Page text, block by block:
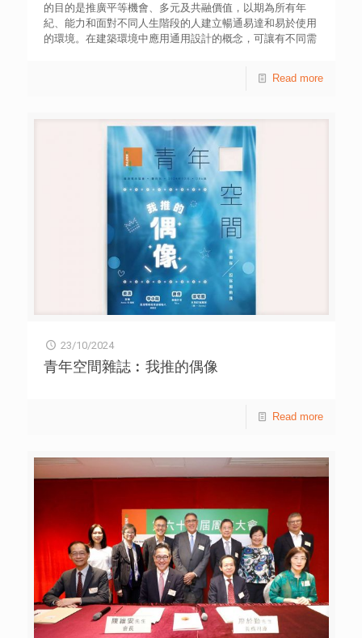
的目的是推廣平等機會、多元及共融價值，以期為所有年
紀、能力和面對不同人生階段的人建立暢通易達和易於使用
的環境。在建築環境中應用通用設計的概念，可讓有不同需
公司和機構，並鼓勵社會各界更廣泛採用適合所有人士的通
Read more
23/10/2024
青年空間雜誌︰我推的偶像
Read more